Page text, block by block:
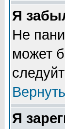
Я
Не
может
Я